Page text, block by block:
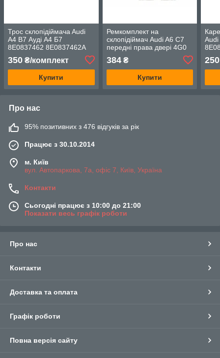
Трос склопідіймачa Audi
A4 B7 Ауді А4 Б7
8E0837462 8E0837462A
8E0837462B 8E0837462C
дверей передній правій
350 ₴/комплект
Купити
Ремкомплект на
склопідіймач Audi A6 C7
передні права двері 4G0
384₴
Купити
250
Про нас
95% позитивних з 476 відгуків за рік
Працює з 30.10.2014
м. Київ
вул. Автопаркова, 7а, офіс 7, Київ, Україна
Контакти
Сьогодні працює з 10:00 до 21:00
Показати весь графік роботи
Про нас
Контакти
Доставка та оплата
Графік роботи
Повна версія сайту